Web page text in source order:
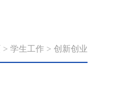
> 学生工作 > 创新创业